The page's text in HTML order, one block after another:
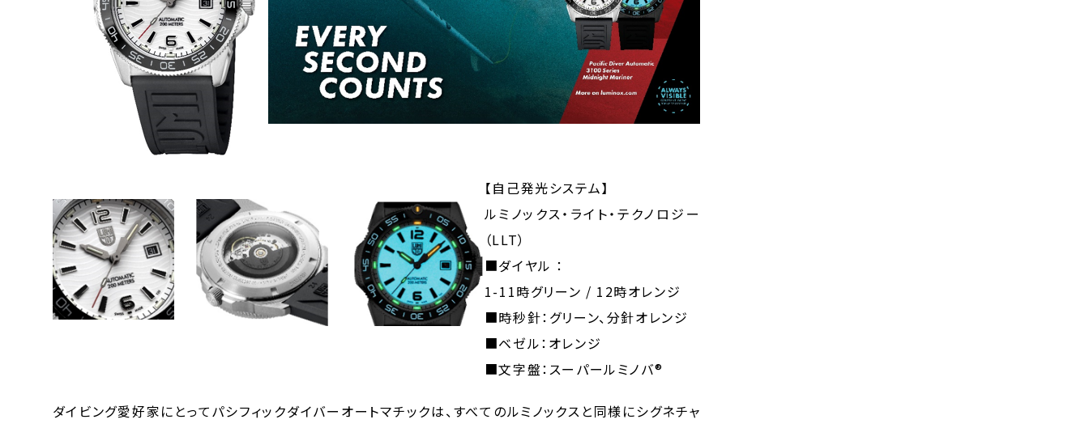
【自己発光システム】
ルミノックス・ライト・テクノロジー
（LLT）
■ダイヤル ：
1-11時グリーン / 12時オレンジ
■時秒針：グリーン、分針オレンジ
■ベゼル：オレンジ
■文字盤：スーパールミノバ®
ダイビング愛好家にとってパシフィックダイバーオートマチックは、すべてのルミノックスと同様にシグネチャ